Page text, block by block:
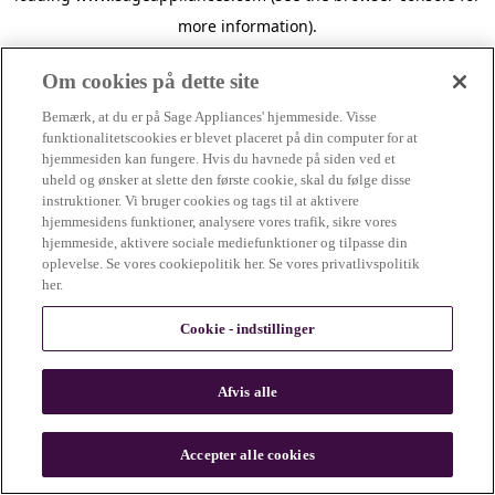
more information).
n
Om cookies på dette site
Bemærk, at du er på Sage Appliances' hjemmeside. Visse
funktionalitetscookies er blevet placeret på din computer for at
hjemmesiden kan fungere. Hvis du havnede på siden ved et
uheld og ønsker at slette den første cookie, skal du følge disse
instruktioner. Vi bruger cookies og tags til at aktivere
hjemmesidens funktioner, analysere vores trafik, sikre vores
hjemmeside, aktivere sociale mediefunktioner og tilpasse din
oplevelse. Se vores cookiepolitik her. Se vores privatlivspolitik
her.
Cookie - indstillinger
Afvis alle
Accepter alle cookies